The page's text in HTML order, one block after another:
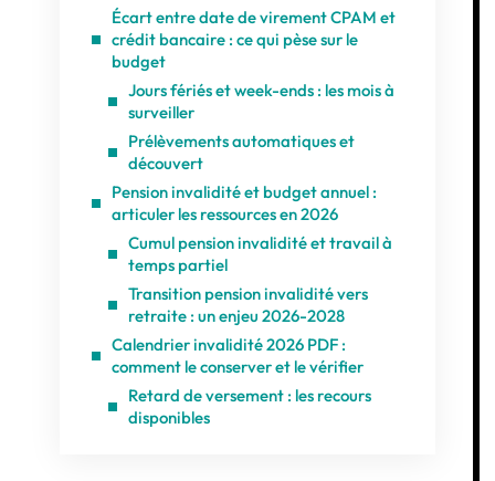
Écart entre date de virement CPAM et
crédit bancaire : ce qui pèse sur le
budget
Jours fériés et week-ends : les mois à
surveiller
Prélèvements automatiques et
découvert
Pension invalidité et budget annuel :
articuler les ressources en 2026
Cumul pension invalidité et travail à
temps partiel
Transition pension invalidité vers
retraite : un enjeu 2026-2028
Calendrier invalidité 2026 PDF :
comment le conserver et le vérifier
Retard de versement : les recours
disponibles